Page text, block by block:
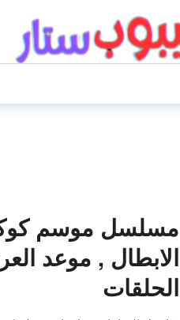
مسلسل موسم
الابطال , موعد
الحلقات